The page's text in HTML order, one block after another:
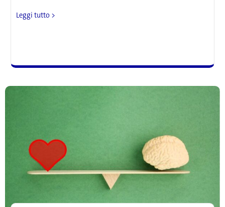
Non
sport?
neuroscienze
vostra
personalità
Leggi tutto >